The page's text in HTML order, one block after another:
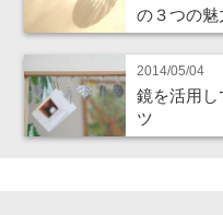
の３つの魅
2014/05/04
鏡を活用し
ツ